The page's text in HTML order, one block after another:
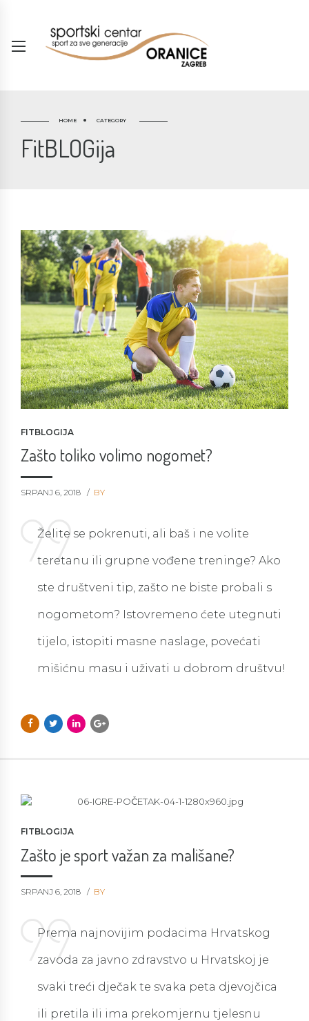
HOME CATEGORY
FitBLOGija
FITBLOGIJA
Zašto toliko volimo nogomet?
SRPANJ 6, 2018 BY
Želite se pokrenuti, ali baš i ne volite
teretanu ili grupne vođene treninge? Ako
ste društveni tip, zašto ne biste probali s
nogometom? Istovremeno ćete utegnuti
tijelo, istopiti masne naslage, povećati
mišićnu masu i uživati u dobrom društvu!
FITBLOGIJA
Zašto je sport važan za mališane?
SRPANJ 6, 2018 BY
Prema najnovijim podacima Hrvatskog
zavoda za javno zdravstvo u Hrvatskoj je
svaki treći dječak te svaka peta djevojčica
ili pretila ili ima prekomjernu tjelesnu